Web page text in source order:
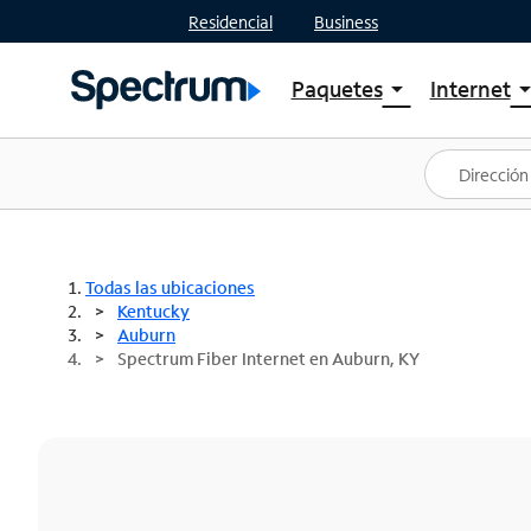
Residencial Business
Paquetesarrow_drop_down
Ver paquetes
Spectrum One
Mejores ofertas
Internetarrow_drop_down
Planes
Todas las ubicaciones
Kentucky
Auburn
Spectrum Fiber Internet en Auburn, KY